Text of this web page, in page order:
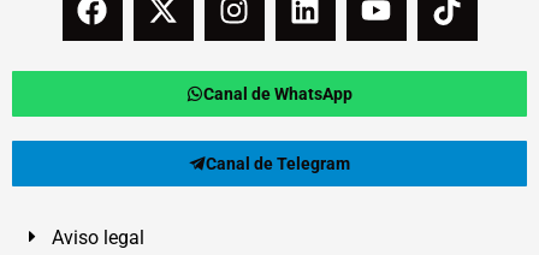
Canal de WhatsApp
Canal de Telegram
Aviso legal